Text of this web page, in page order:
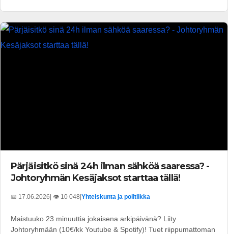
Pärjäisitkö sinä 24h ilman sähköä saaressa? -
Johtoryhmän Kesäjaksot starttaa tällä!
📅 17.06.2026| 👁️ 10 048|Yhteiskunta ja politiikka
Maistuuko 23 minuuttia jokaisena arkipäivänä? Liity
Johtoryhmään (10€/kk Youtube & Spotify)! Tuet riippumattoman